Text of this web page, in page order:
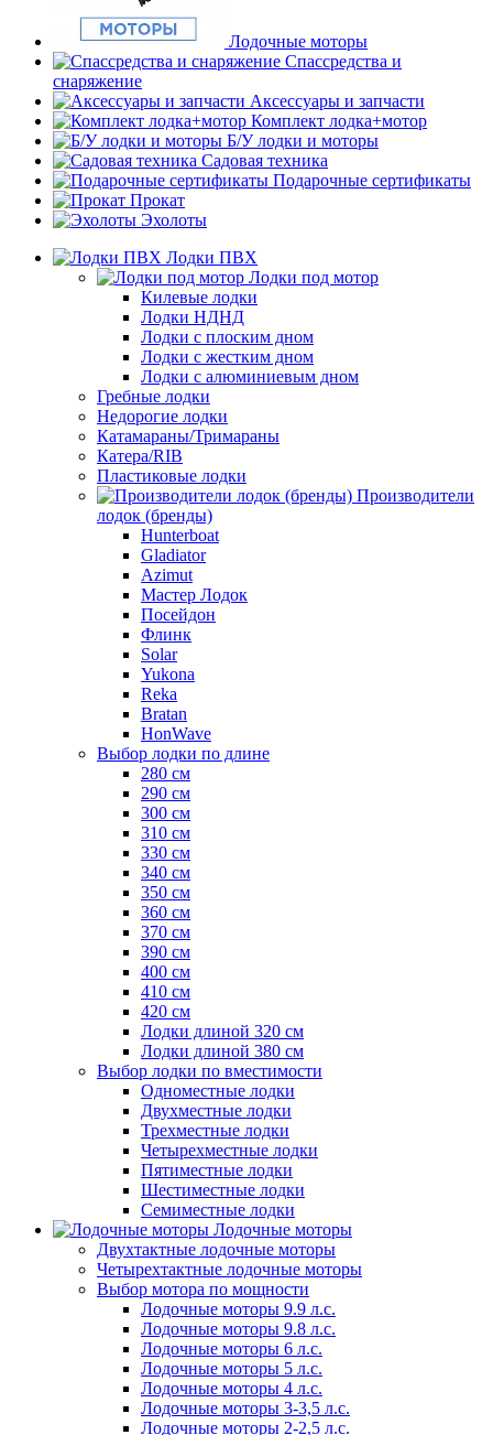
Лодочные моторы
Спассредства и
снаряжение
Аксессуары и запчасти
Комплект лодка+мотор
Б/У лодки и моторы
Садовая техника
Подарочные сертификаты
Прокат
Эхолоты
Лодки ПВХ
Лодки под мотор
Килевые лодки
Лодки НДНД
Лодки с плоским дном
Лодки с жестким дном
Лодки с алюминиевым дном
Гребные лодки
Недорогие лодки
Катамараны/Тримараны
Катера/RIB
Пластиковые лодки
Производители
лодок (бренды)
Hunterboat
Gladiator
Azimut
Мастер Лодок
Посейдон
Флинк
Solar
Yukona
Reka
Bratan
HonWave
Выбор лодки по длине
280 см
290 см
300 см
310 см
330 см
340 см
350 см
360 см
370 см
390 см
400 см
410 см
420 см
Лодки длиной 320 см
Лодки длиной 380 см
Выбор лодки по вместимости
Одноместные лодки
Двухместные лодки
Трехместные лодки
Четырехместные лодки
Пятиместные лодки
Шестиместные лодки
Семиместные лодки
Лодочные моторы
Двухтактные лодочные моторы
Четырехтактные лодочные моторы
Выбор мотора по мощности
Лодочные моторы 9.9 л.с.
Лодочные моторы 9.8 л.с.
Лодочные моторы 6 л.с.
Лодочные моторы 5 л.с.
Лодочные моторы 4 л.с.
Лодочные моторы 3-3,5 л.с.
Лодочные моторы 2-2,5 л.с.